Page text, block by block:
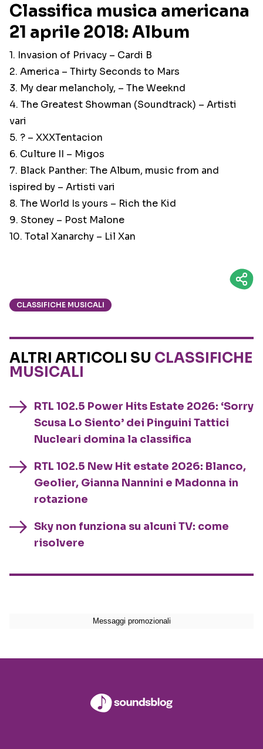
Classifica musica americana
21 aprile 2018: Album
1. Invasion of Privacy – Cardi B
2. America – Thirty Seconds to Mars
3. My dear melancholy, – The Weeknd
4. The Greatest Showman (Soundtrack) – Artisti
vari
5. ? – XXXTentacion
6. Culture II – Migos
7. Black Panther: The Album, music from and
ispired by – Artisti vari
8. The World Is yours – Rich the Kid
9. Stoney – Post Malone
10. Total Xanarchy – Lil Xan
CLASSIFICHE MUSICALI
ALTRI ARTICOLI SU CLASSIFICHE
MUSICALI
RTL 102.5 Power Hits Estate 2026: ‘Sorry
Scusa Lo Siento’ dei Pinguini Tattici
Nucleari domina la classifica
RTL 102.5 New Hit estate 2026: Blanco,
Geolier, Gianna Nannini e Madonna in
rotazione
Sky non funziona su alcuni TV: come
risolvere